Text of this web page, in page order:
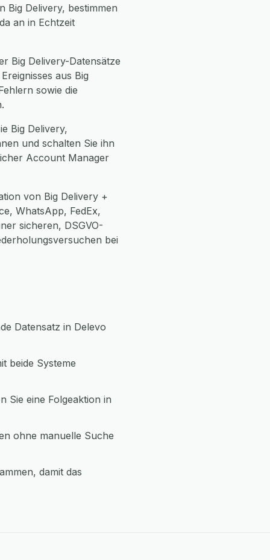
Big Delivery, bestimmen
an in Echtzeit
Big Delivery-Datensätze
aus Big
sowie die
Big Delivery,
und schalten Sie ihn
Account Manager
von Big Delivery +
WhatsApp, FedEx,
sicheren, DSGVO-
bei
Datensatz in Delevo
beide Systeme
Sie eine Folgeaktion in
ohne manuelle Suche
damit das